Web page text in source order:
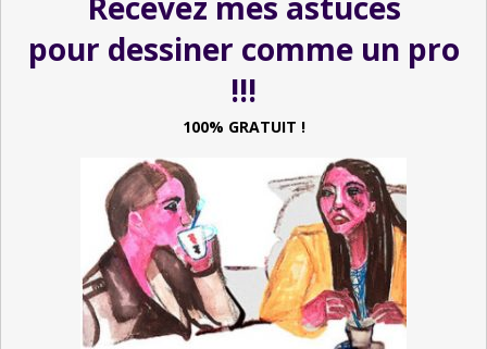
pour dessiner comme un pro
!!!
100% GRATUIT !